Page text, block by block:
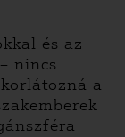
és az
nincs
a